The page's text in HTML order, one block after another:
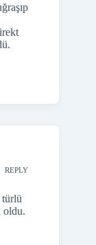
REPLY
türlü
oldu.